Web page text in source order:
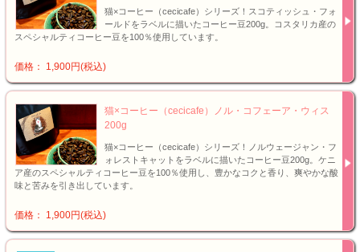
猫×コーヒー（cecicafe）シリーズ！スコティッシュ・フォ
ールドをラベルに描いたコーヒー豆200g。コスタリカ産の
スペシャルティコーヒー豆を100％使用しています。
価格： 1,900円(税込)
猫×コーヒー（cecicafe）ノル・コフェーア・ウィス
200g
猫×コーヒー（cecicafe）シリーズ！ノルウェージャン・フ
ォレストキャットをラベルに描いたコーヒー豆200g。ケニ
ア産のスペシャルティコーヒー豆を100％使用し、豊かなコクと香り、爽やかな酸
味と苦みを引き出しています。
価格： 1,900円(税込)